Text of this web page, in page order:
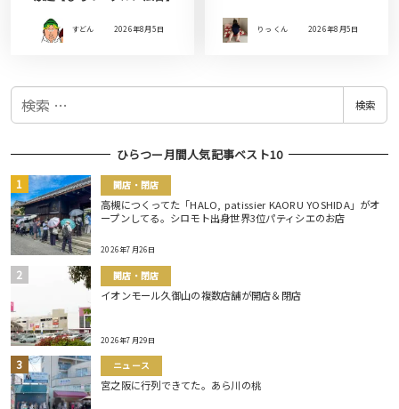
すどん 2026年8月5日 りっ くん 2026年8月5日
検
検索
ひらつー月間人気記事ベスト10
開店・閉店
高槻につくってた「HALO, patissier KAORU YOSHIDA」がオ
ープンしてる。シロモト出身世界3位パティシエのお店
2026年7月26日
開店・閉店
イオンモール久御山の複数店舗が開店＆閉店
2026年7月29日
ニュース
宮之阪に行列できてた。あら川の桃